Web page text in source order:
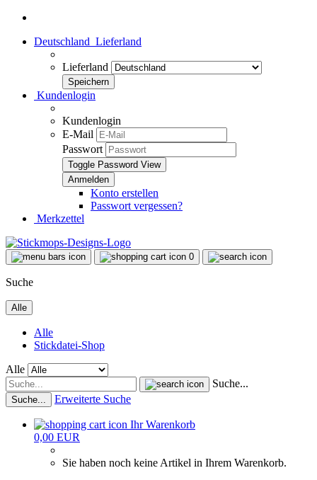
Deutschland Lieferland
Lieferland
Kundenlogin
Kundenlogin
E-Mail
Passwort
Toggle Password View
Konto erstellen
Passwort vergessen?
Merkzettel
0
Suche
Alle
Alle
Stickdatei-Shop
Alle
Suche...
Suche... Erweiterte Suche
Ihr Warenkorb
0,00 EUR
Sie haben noch keine Artikel in Ihrem Warenkorb.